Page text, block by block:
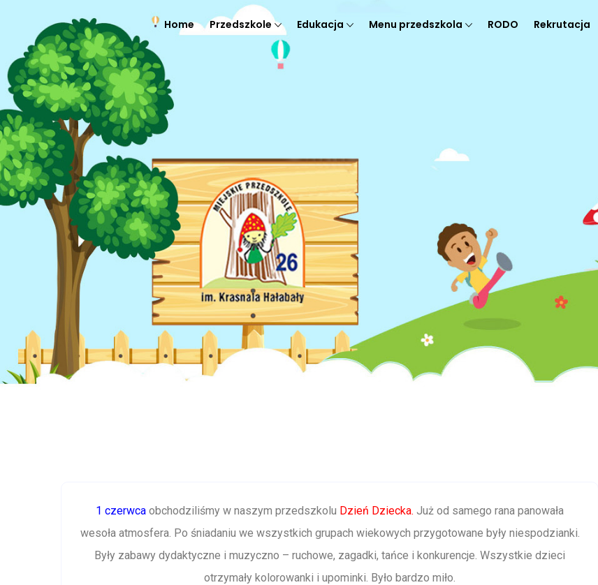
Home Przedszkole Edukacja Menu przedszkola RODO Rekrutacja
1 czerwca obchodziliśmy w naszym przedszkolu Dzień Dziecka. Już od samego rana panowała
wesoła atmosfera. Po śniadaniu we wszystkich grupach wiekowych przygotowane były niespodzianki.
Były zabawy dydaktyczne i muzyczno – ruchowe, zagadki, tańce i konkurencje. Wszystkie dzieci
otrzymały kolorowanki i upominki. Było bardzo miło.